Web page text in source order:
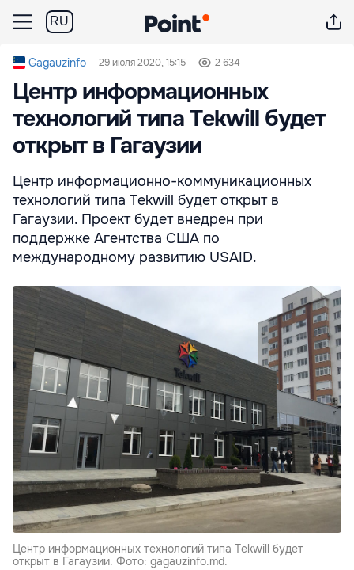
RU
Gagauzinfo 29 июля 2020, 15:15 2 634
Центр информационных
технологий типа Tekwill будет
открыт в Гагаузии
Центр информационно-коммуникационных
технологий типа Tekwill будет открыт в
Гагаузии. Проект будет внедрен при
поддержке Агентства США по
международному развитию USAID.
Центр информационных технологий типа Tekwill будет
открыт в Гагаузии. Фото: gagauzinfo.md.